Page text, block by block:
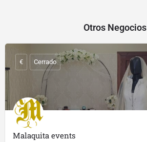
Otros Negocios
Malaquita events
€ Cerrado